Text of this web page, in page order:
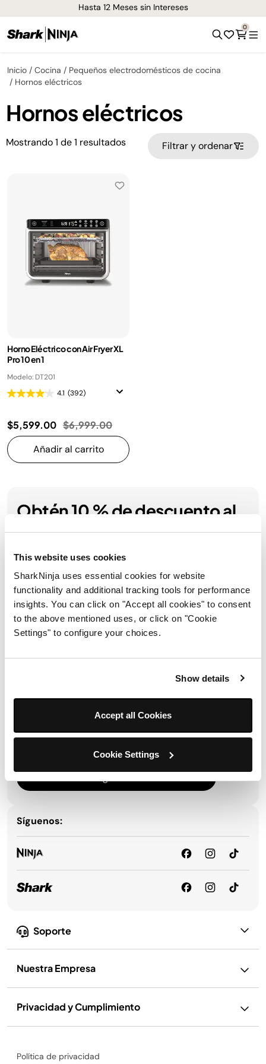
This website uses cookies
SharkNinja uses essential cookies for website
functionality and additional tracking tools for performance
insights. You can click on "Accept all cookies" to consent
to the above mentioned uses, or click on "Cookie
Settings" to configure your choices.
Show details
Accept all Cookies
Cookie Settings
Hasta 12 Meses sin Intereses
0
Inicio Cocina
Pequeños electrodomésticos de cocina
Hornos eléctricos
Hornos eléctricos
Mostrando1 de1 resultados Filtrar y ordenar
Horno Eléctrico con Air Fryer XL
Pro 10 en 1
Modelo: DT201
4.1 (392)
$5,599.00 Precio reducido de
$6,999.00a
Añadir al carrito
Soporte
Nuestra Empresa
Privacidad y Cumplimiento
Obtén 10 % de descuento al
registrarte para recibir
actualizaciones y ofertas de
SharkNinja.
Ingresa tu correo electrónico
. Entiende que puede darse de baja en cualquier
protegemos su información personal, visite nuestra política
de privacidadaquí.
Síguenos:
Política de privacidad